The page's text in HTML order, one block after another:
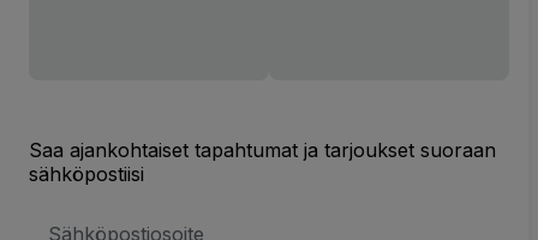
Saa ajankohtaiset tapahtumat ja tarjoukset suoraan
sähköpostiisi